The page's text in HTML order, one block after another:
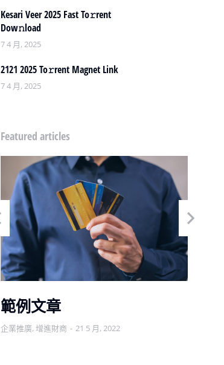
Kesari Veer 2025 Fast To𝚛rent
Dow𝚗load
7 4 月, 2025
2121 2025 To𝚛rent Magnet Link
7 4 月, 2025
Featured articles
範例文章
企業推廣, 增進財商 21 5 月, 2022